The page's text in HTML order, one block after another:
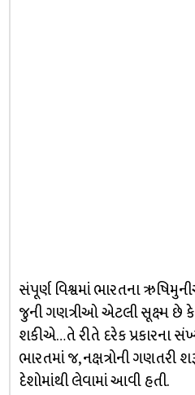
સંપૂર્ણ વિશ્વમાં ભારતના
જુની ગણત્રીઓ એટલી સૂક્ષ્મ
શકીએ…તે રીતે દરેક પ્રકારના
ભારતમાં જ, નક્ષત્રોની
દેશોમાંથી લેવામાં આવી હતી.